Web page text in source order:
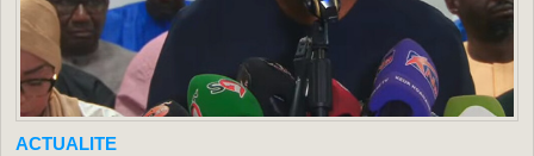
ACTUALITE